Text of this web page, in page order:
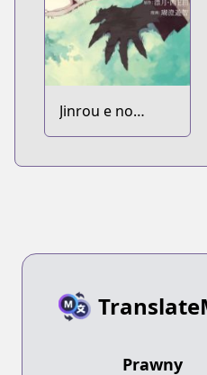
Jinrou e no
Tensei, Maou no
Prawny